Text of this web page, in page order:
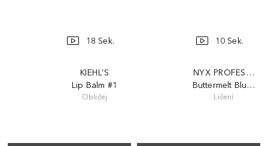
18 Sek.
KIEHL’S
Lip Balm #1
Obličej
10 Sek.
NYX
Buttermelt Blush
Líčení